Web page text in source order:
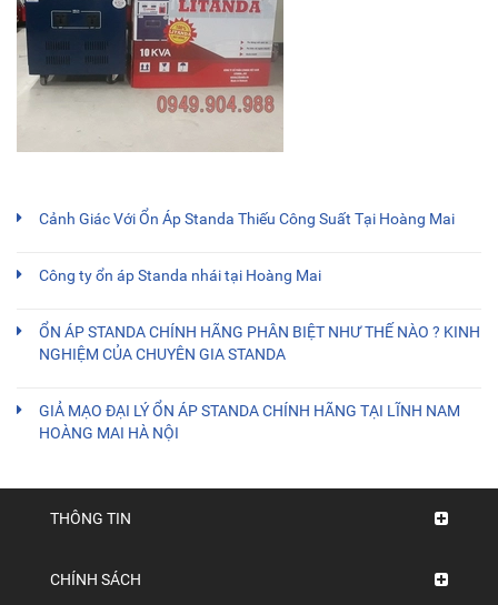
Cảnh Giác Với Ổn Áp Standa Thiếu Công Suất Tại Hoàng Mai
Công ty ổn áp Standa nhái tại Hoàng Mai
ỔN ÁP STANDA CHÍNH HÃNG PHÂN BIỆT NHƯ THẾ NÀO ? KINH
NGHIỆM CỦA CHUYÊN GIA STANDA
GIẢ MẠO ĐẠI LÝ ỔN ÁP STANDA CHÍNH HÃNG TẠI LĨNH NAM
HOÀNG MAI HÀ NỘI
THÔNG TIN
CHÍNH SÁCH